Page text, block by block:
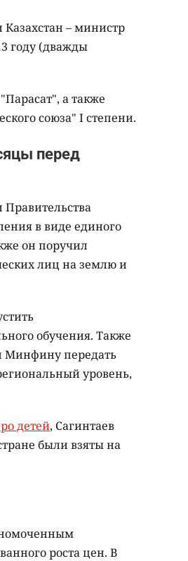
– министр
году (дважды
а также
союза" I степени.
перед
Правительства
в виде единого
он поручил
лиц на землю и
обучения. Также
Минфину передать
уровень,
детей, Сагинтаев
были взяты на
роста цен. В